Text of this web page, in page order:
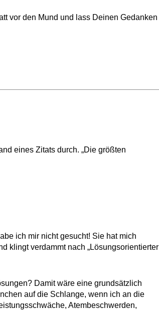
vor den Mund und lass Deinen Gedanken
eines Zitats durch. „Die größten
ich mir nicht gesucht! Sie hat mich
klingt verdammt nach „Lösungsorientierter
Damit wäre eine grundsätzlich
auf die Schlange, wenn ich an die
Atembeschwerden,